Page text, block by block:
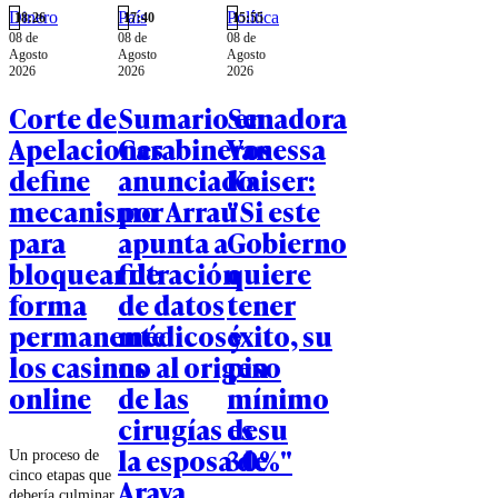
Dinero
18:26
08 de
Agosto
2026
Corte de
Apelaciones
define
mecanismo
para
bloquear de
forma
permanente
los casinos
online
Un proceso de
cinco etapas que
debería culminar
País
17:40
08 de
Agosto
2026
Sumario en
Carabineros
anunciado
por Arrau
apunta a
filtración
de datos
médicos y
no al origen
de las
cirugías de
la esposa de
Política
15:55
08 de
Agosto
2026
Senadora
Vanessa
Kaiser:
"Si este
Gobierno
quiere
tener
éxito, su
piso
mínimo
es su
30%"